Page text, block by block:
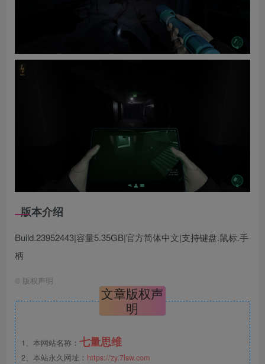
版本介绍
Build.23952443|容量5.35GB|官方简体中文|支持键盘.鼠标.手
柄
© 版权声明
文章版权声
明
1、本网站名称： 七量思维
2、本站永久网址： https://zy.7lsw.com